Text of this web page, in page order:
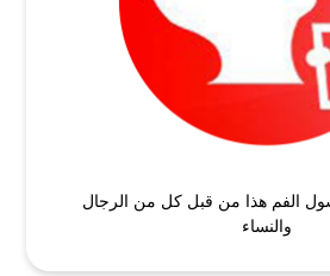
الفم هذا من قبل كل من الرجال
والنساء